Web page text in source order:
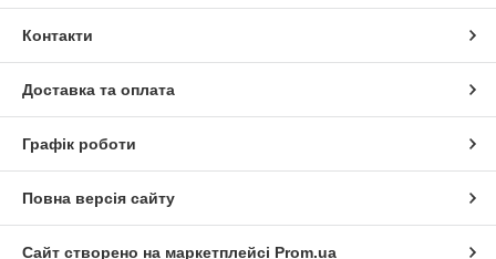
Контакти
Доставка та оплата
Графік роботи
Повна версія сайту
Сайт створено на маркетплейсі Prom.ua